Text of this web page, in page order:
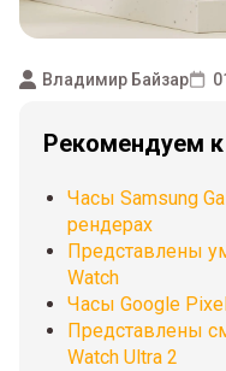
Владимир Байзар
Рекомендуем
Часы Samsung
рендерах
Представлены
Watch
Часы Google
Представлены
Watch Ultra 2